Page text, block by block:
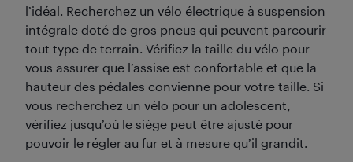
l’idéal. Recherchez un vélo électrique à suspension
intégrale doté de gros pneus qui peuvent parcourir
tout type de terrain. Vérifiez la taille du vélo pour
vous assurer que l’assise est confortable et que la
hauteur des pédales convienne pour votre taille. Si
vous recherchez un vélo pour un adolescent,
vérifiez jusqu’où le siège peut être ajusté pour
pouvoir le régler au fur et à mesure qu’il grandit.